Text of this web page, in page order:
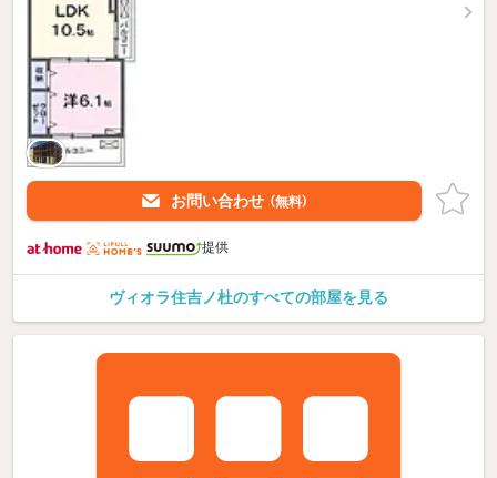
お問い合わせ （無料）
提供
ヴィオラ住吉ノ杜のすべての部屋を見る